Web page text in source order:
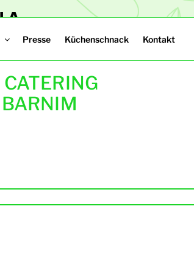
Landkreis Barnim​
Presse Küchenschnack Kontakt